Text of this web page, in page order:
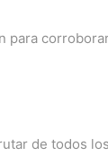
para
de todos